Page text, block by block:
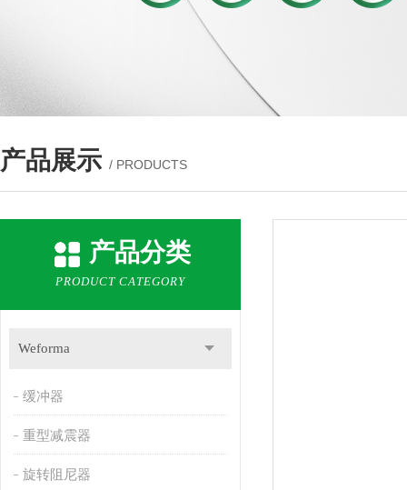
产品展示 / PRODUCTS
产品分类
PRODUCT CATEGORY
Weforma
缓冲器
重型减震器
旋转阻尼器